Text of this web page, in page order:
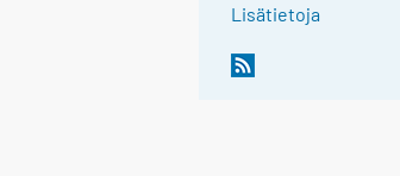
Lisätietoja